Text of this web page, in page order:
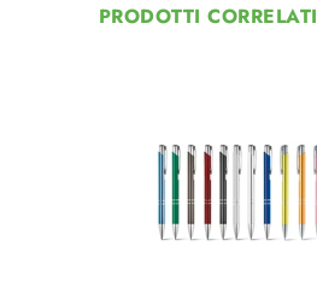
PRODOTTI CORRELATI